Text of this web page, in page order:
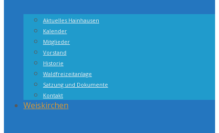
Aktuelles Hainhausen
Kalender
Mitglieder
Vorstand
Historie
Waldfreizeitanlage
Satzung und Dokumente
Kontakt
Weiskirchen